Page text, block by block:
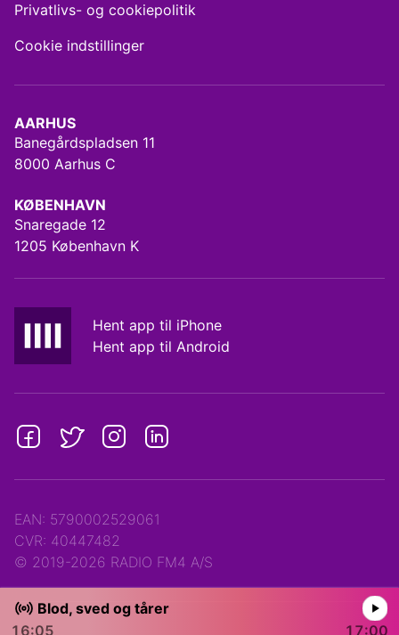
AARHUS
Banegårdspladsen 11
8000 Aarhus C
KØBENHAVN
Snaregade 12
1205 København K
Hent app til iPhone
Hent app til Android
Privatlivs- og cookiepolitik
Cookie indstillinger
EAN: 5790002529061
CVR: 40447482
© 2019-2026 RADIO FM4 A/S
Blod, sved og tårer
16:05
17:00